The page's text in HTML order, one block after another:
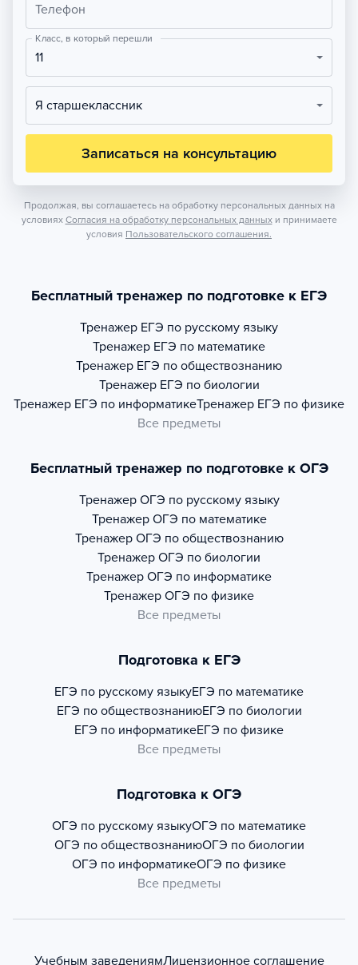
Телефон
Класс, в который перешли
11
Я старшеклассник
Записаться на консультацию
Продолжая, вы соглашаетесь на обработку персональных данных на
условиях Согласия на обработку персональных данных и принимаете
условия Пользовательского соглашения.
Бесплатный тренажер по подготовке к ЕГЭ
Тренажер ЕГЭ по русскому языку
Тренажер ЕГЭ по математике
Тренажер ЕГЭ по обществознанию
Тренажер ЕГЭ по биологии
Тренажер ЕГЭ по информатикеТренажер ЕГЭ по физике
Все предметы
Бесплатный тренажер по подготовке к ОГЭ
Тренажер ОГЭ по русскому языку
Тренажер ОГЭ по математике
Тренажер ОГЭ по обществознанию
Тренажер ОГЭ по биологии
Тренажер ОГЭ по информатике
Тренажер ОГЭ по физике
Все предметы
Подготовка к ЕГЭ
ЕГЭ по русскому языкуЕГЭ по математике
ЕГЭ по обществознаниюЕГЭ по биологии
ЕГЭ по информатикеЕГЭ по физике
Все предметы
Подготовка к ОГЭ
ОГЭ по русскому языкуОГЭ по математике
ОГЭ по обществознаниюОГЭ по биологии
ОГЭ по информатикеОГЭ по физике
Все предметы
Учебным заведениямЛицензионное соглашение